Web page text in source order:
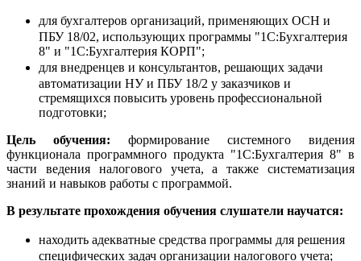
для бухгалтеров организаций, применяющих ОСН и
ПБУ 18/02, использующих программы "1С:Бухгалтерия
8" и "1С:Бухгалтерия КОРП";
для внедренцев и консультантов, решающих задачи
автоматизации НУ и ПБУ 18/2 у заказчиков и
стремящихся повысить уровень профессиональной
подготовки;
Цель обучения: формирование системного видения
функционала программного продукта "1С:Бухгалтерия 8" в
части ведения налогового учета, а также систематизация
знаний и навыков работы с программой.
В результате прохождения обучения слушатели научатся:
находить адекватные средства программы для решения
специфических задач организации налогового учета;